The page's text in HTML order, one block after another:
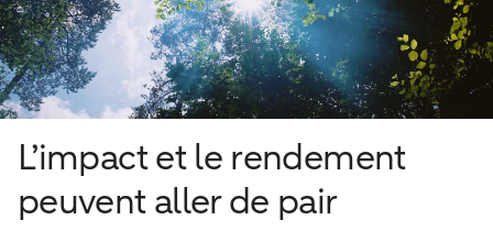
L’impact et le rendement
peuvent aller de pair